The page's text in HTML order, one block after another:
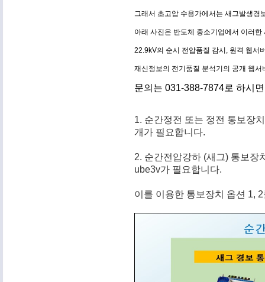
그래서 초고압 수용가에서는 새그발생경
아래 사진은 반도체 중소기업에서 이러
22.9kV의 순시 전압품질 감시, 원격 웹서
재신정보의 전기품질 분석기의 공개 웹
문의는 031-388-7874로 하시
1. 순간정전 또는 정전 통보장
개가 필요합니다.
2. 순간전압강하 (새그) 통보장
ube3v가 필요합니다.
이를 이용한 통보장치 옵션 1,